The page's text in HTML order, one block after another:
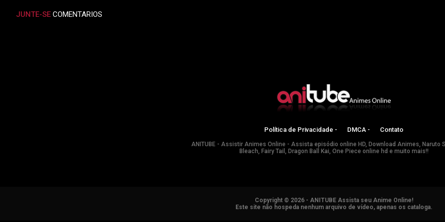
JUNTE-SE COMENTARIOS
Política de Privacidade - DMCA - Contato
ANITUBE - Assistir Animes Online - Assista episódio online HD, Download Animes, Naruto
Bleach, Fairy Tail, Dragon Ball Kai, One Piece online hd e muito mais!!
Copyright © 2026 - ANITUBE Assista seu Anime Online!
Este site não hospeda nenhum arquivo de vídeo, apenas os cataloga.